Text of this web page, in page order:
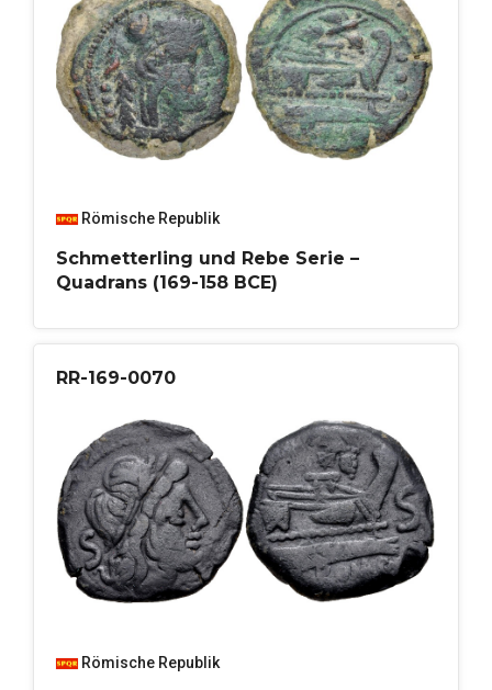
Römische Republik
Schmetterling und Rebe Serie –
Quadrans (169-158 BCE)
RR-169-0070
Römische Republik